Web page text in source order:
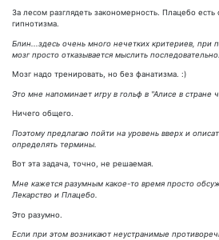
За лесом разглядеть закономерность. Плацебо есть
гипнотизма.
Блин...здесь очень много нечетких критериев, при
мозг просто отказывается мыслить последовательно..
Мозг надо тренировать, но без фанатизма. :)
Это мне напоминает игру в гольф в "Алисе в стране
Ничего общего.
Поэтому предлагаю пойти на уровень вверх и
определять термины.
Вот эта задача, точно, не решаемая.
Мне кажется разумным какое-то время просто
Лекарство и Плацебо.
Это разумно.
Если при этом возникают неустранимые